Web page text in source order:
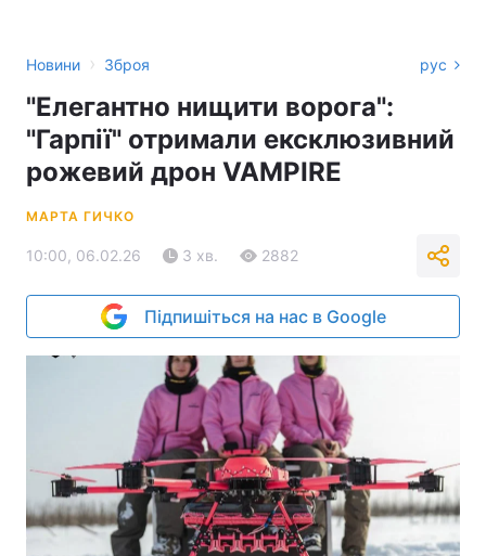
Новини › Зброя рус
"Елегантно нищити ворога":
"Гарпії" отримали ексклюзивний
рожевий дрон VAMPIRE
МАРТА ГИЧКО
10:00, 06.02.26 3 хв. 2882
Підпишіться на нас в Google